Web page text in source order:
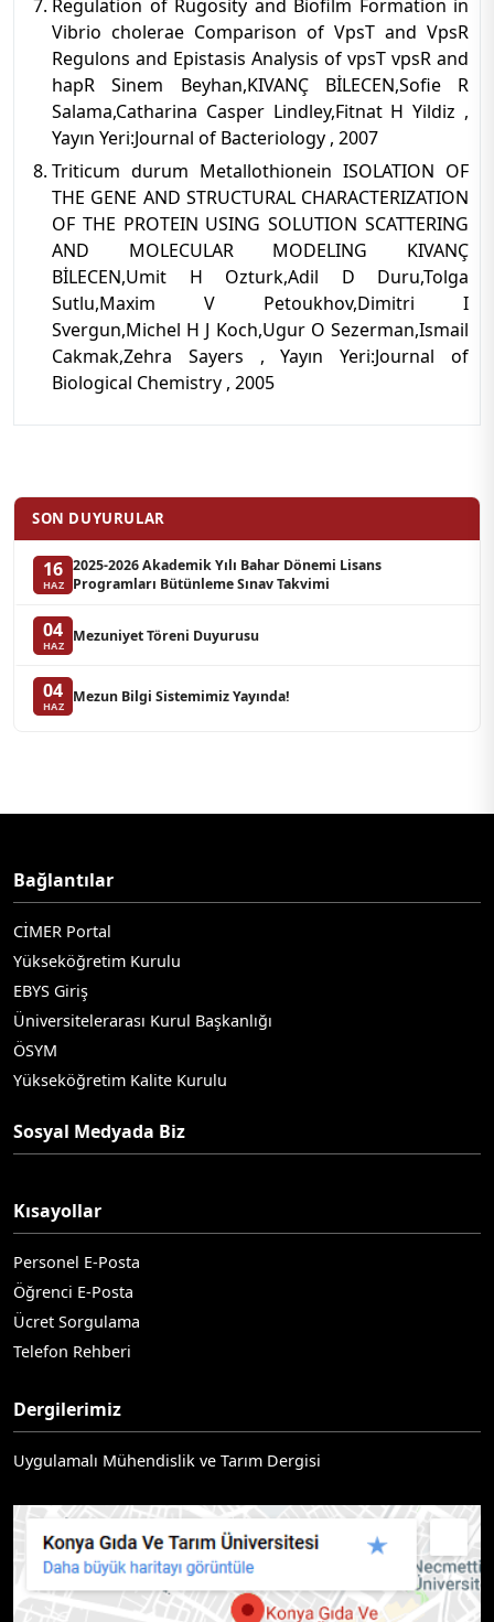
Regulation of Rugosity and Biofilm Formation in
Vibrio cholerae Comparison of VpsT and VpsR
Regulons and Epistasis Analysis of vpsT vpsR and
hapR Sinem Beyhan,KIVANÇ BİLECEN,Sofie R
Salama,Catharina Casper Lindley,Fitnat H Yildiz ,
Yayın Yeri:Journal of Bacteriology , 2007
Triticum durum Metallothionein ISOLATION OF
THE GENE AND STRUCTURAL CHARACTERIZATION
OF THE PROTEIN USING SOLUTION SCATTERING
AND MOLECULAR MODELING KIVANÇ
BİLECEN,Umit H Ozturk,Adil D Duru,Tolga
Sutlu,Maxim V Petoukhov,Dimitri I
Svergun,Michel H J Koch,Ugur O Sezerman,Ismail
Cakmak,Zehra Sayers , Yayın Yeri:Journal of
Biological Chemistry , 2005
SON DUYURULAR
16
HAZ
2025-2026 Akademik Yılı Bahar Dönemi Lisans
Programları Bütünleme Sınav Takvimi
04
HAZ
Mezuniyet Töreni Duyurusu
04
HAZ
Mezun Bilgi Sistemimiz Yayında!
Bağlantılar
CİMER Portal
Yükseköğretim Kurulu
EBYS Giriş
Üniversitelerarası Kurul Başkanlığı
ÖSYM
Yükseköğretim Kalite Kurulu
Sosyal Medyada Biz
Kısayollar
Personel E-Posta
Öğrenci E-Posta
Ücret Sorgulama
Telefon Rehberi
Dergilerimiz
Uygulamalı Mühendislik ve Tarım Dergisi